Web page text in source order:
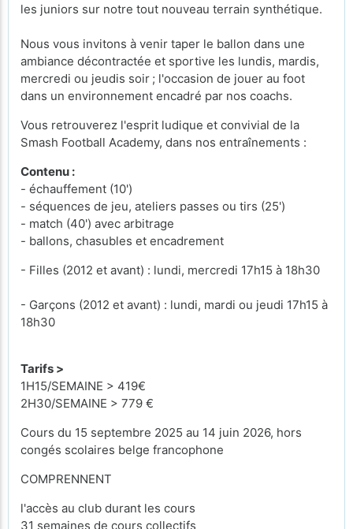
les juniors sur notre tout nouveau terrain synthétique.
Nous vous invitons à venir taper le ballon dans une
ambiance décontractée et sportive les lundis, mardis,
mercredi ou jeudis soir ; l'occasion de jouer au foot
dans un environnement encadré par nos coachs.
Vous retrouverez l'esprit ludique et convivial de la
Smash Football Academy, dans nos entraînements :
Contenu :
- échauffement (10')
- séquences de jeu, ateliers passes ou tirs (25')
- match (40') avec arbitrage
- ballons, chasubles et encadrement
- Filles (2012 et avant) : lundi, mercredi 17h15 à 18h30
- Garçons (2012 et avant) : lundi, mardi ou jeudi 17h15 à
18h30
Tarifs >
1H15/SEMAINE > 419€
2H30/SEMAINE > 779 €
Cours du 15 septembre 2025 au 14 juin 2026, hors
congés scolaires belge francophone
COMPRENNENT
l'accès au club durant les cours
31 semaines de cours collectifs